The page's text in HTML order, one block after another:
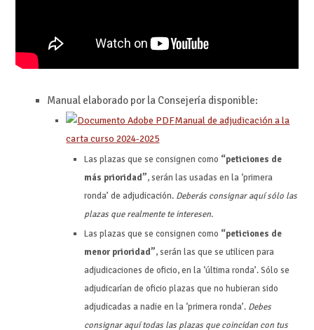
Manual elaborado por la Consejería disponible:
Manual de adjudicación a la
carta curso 2024-2025
Las plazas que se consignen como “peticiones de
más prioridad”, serán las usadas en la ‘primera
ronda’ de adjudicación. Deberás consignar aquí sólo las
plazas que realmente te interesen.
Las plazas que se consignen como “peticiones de
menor prioridad”, serán las que se utilicen para
adjudicaciones de oficio, en la ‘última ronda’. Sólo se
adjudicarían de oficio plazas que no hubieran sido
adjudicadas a nadie en la ‘primera ronda’.Debes
consignar aquí todas las plazas que coincidan con tus